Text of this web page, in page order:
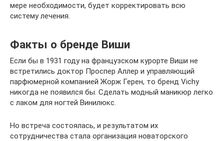
мере необходимости, будет корректировать всю
систему лечения.
Факты о бренде Виши
Если бы в 1931 году на французском курорте Виши не
встретились доктор Проспер Аллер и управляющий
парфюмерной компанией Жорж Герен, то бренд Vichy
никогда не появился бы. Сделать модный маникюр легко
с лаком для ногтей Винилюкс.
Но встреча состоялась, и результатом их
сотрудничества стала организация новаторского